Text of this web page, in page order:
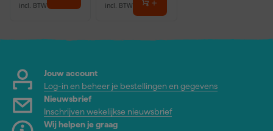
incl. BTW incl. BTW
Jouw account
Log-in en beheer je bestellingen en gegevens
Nieuwsbrief
Inschrijven wekelijkse nieuwsbrief
Wij helpen je graag